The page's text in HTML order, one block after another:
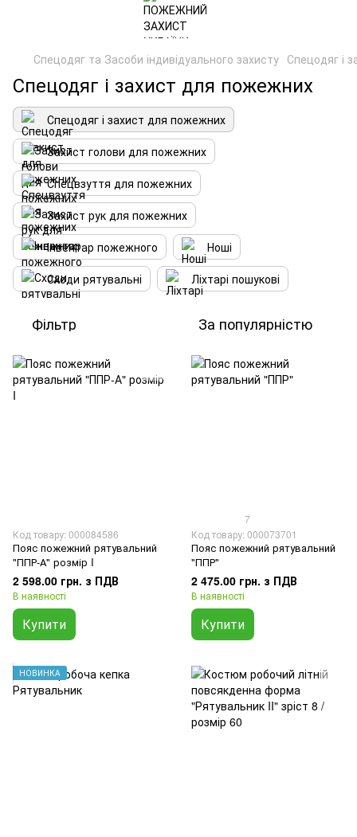
Спецодяг та Засоби індивідуального захисту Спецодяг і
Спецодяг і захист для пожежних
Спецодяг і захист для пожежних
Захист голови для пожежних
Спецвзуття для пожежних
Захист рук для пожежних
Інвентар пожежного
Ноші
Сходи рятувальні
Ліхтарі пошукові
Фільтр За популярністю
Код товару: 000084586
Пояс пожежний рятувальний
"ППР-А" розмір I
2 598.00 грн. з ПДВ
В наявності
Купити
7
Код товару: 000073701
Пояс пожежний рятувальний
"ППР"
2 475.00 грн. з ПДВ
В наявності
Купити
НОВИНКА